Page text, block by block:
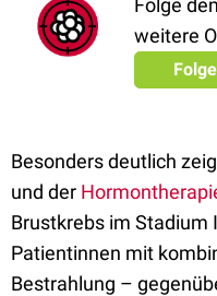
Folge
weitere
Besonders deutlich
und der
Brustkrebs im Stadium
Patientinnen mit
Bestrahlung –